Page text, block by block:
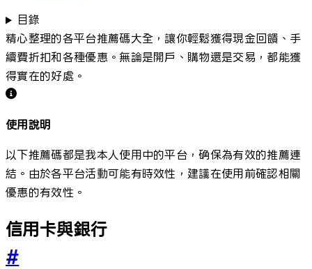
目錄
精心整理的各平台推薦碼大全，讓你輕鬆獲得現金回饋、手
續費折扣和各種優惠。無論是開戶、購物還是交易，都能獲
得實在的好處。
使用說明
以下推薦碼都是我本人使用中的平台，确保為有效的推薦連
結。由於各平台活動可能有時效性，建議在使用前確認相關
優惠的有效性。
信用卡與銀行
#